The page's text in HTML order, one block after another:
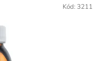
Kód: 3211